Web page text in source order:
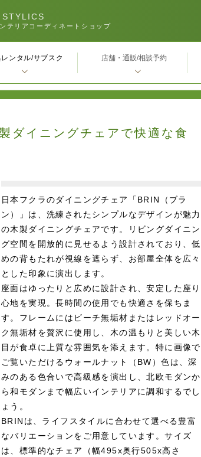
STYLICS
テリアコーディネートショップ
ダイニングチェアで快適な食
日本フクラのダイニングチェア「BRIN（ブラ
ン）」は、洗練されたシンプルなデザインが魅力
の木製ダイニングチェアです。リビングダイニン
グ空間を開放的に見せるよう設計されており、低
めの背もたれが視線を遮らず、お部屋全体を広々
とした印象に演出します。
座面はゆったりと広めに設計され、安定した座り
心地を実現。長時間の使用でも快適さを保ちま
す。フレームにはビーチ無垢材またはレッドオー
ク無垢材を贅沢に使用し、木の温もりと美しい木
目が食卓に上質な雰囲気を添えます。特に画像で
ご覧いただけるウォールナット（BW）色は、深
みのある色合いで高級感を演出し、北欧モダンか
ら和モダンまで幅広いインテリアに調和するでし
ょう。
BRINは、ライフスタイルに合わせて選べる豊富
なバリエーションをご用意しています。サイズ
は、標準的なチェア（幅495x奥行505x高さ
ンタル/サブスク 店舗・通販/相談予約